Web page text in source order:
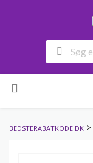
to
BEDSTERABATKODE.DK >